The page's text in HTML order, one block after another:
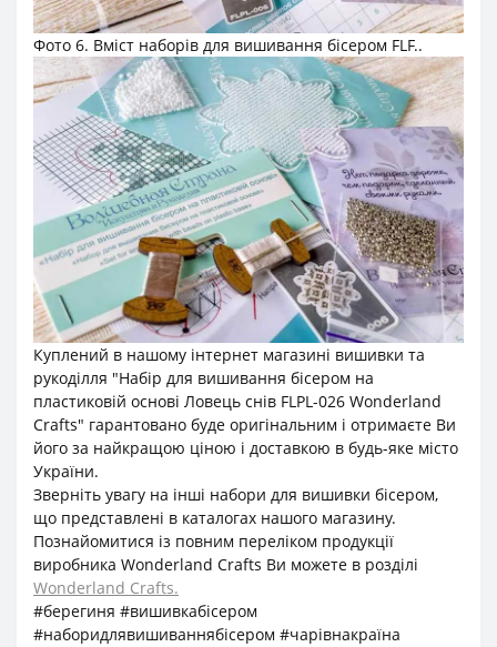
Фото 6. Вміст наборів для вишивання бісером FLF..
Куплений в нашому інтернет магазині вишивки та
рукоділля "Набір для вишивання бісером на
пластиковій основі Ловець снів FLPL-026 Wonderland
Crafts" гарантовано буде оригінальним і отримаєте Ви
його за найкращою ціною і доставкою в будь-яке місто
України.
Зверніть увагу на інші набори для вишивки бісером,
що представлені в каталогах нашого магазину.
Познайомитися із повним переліком продукції
виробника Wonderland Crafts Ви можете в розділі
Wonderland Crafts.
#берегиня #вишивкабісером
#наборидлявишиваннябісером #чарівнакраїна